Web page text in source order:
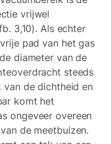
vrijwel
3,10). Als echter
pad van het gas
diameter van de
steeds
de dichtheid en
komt het
ongeveer overeen
de meetbuizen.